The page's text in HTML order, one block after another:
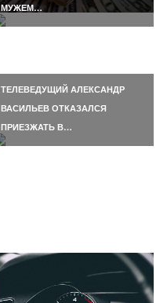
МУЖЕМ…
ТЕЛЕВЕДУЩИЙ АЛЕКСАНДР
ВАСИЛЬЕВ ОТКАЗАЛСЯ
ПРИЕЗЖАТЬ В…